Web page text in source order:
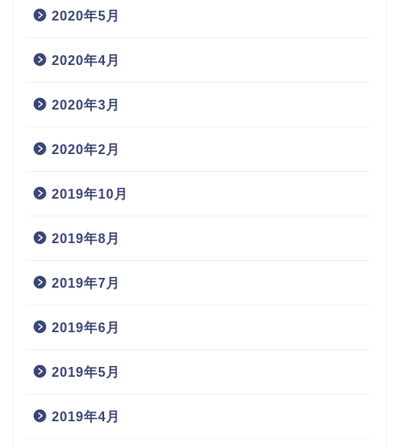
2020年5月
2020年4月
2020年3月
2020年2月
2019年10月
2019年8月
2019年7月
2019年6月
2019年5月
2019年4月